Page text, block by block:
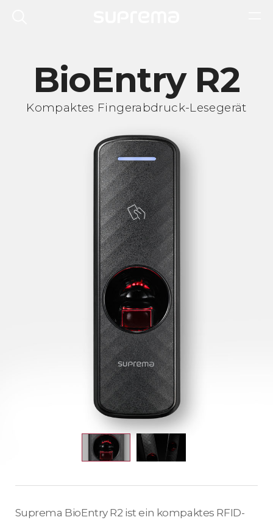
BioEntry R2
Kompaktes Fingerabdruck-Lesegerät
Suprema BioEntry R2 ist ein kompaktes RFID-